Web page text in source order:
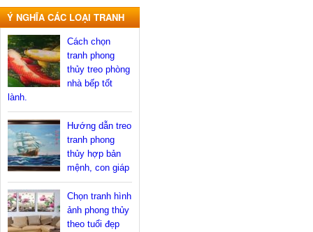
Ý NGHĨA CÁC LOẠI TRANH
Cách chọn
tranh phong
thủy treo phòng
nhà bếp tốt
lành.
Hướng dẫn treo
tranh phong
thủy hợp bản
mệnh, con giáp
Chọn tranh hình
ảnh phong thủy
theo tuổi đẹp